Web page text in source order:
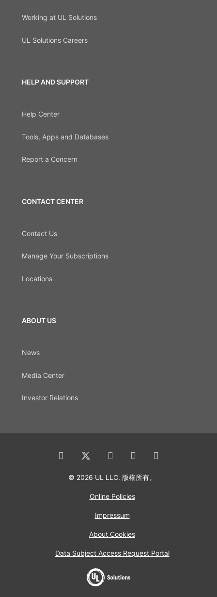
Working at UL Solutions
UL Solutions Careers
HELP AND SUPPORT
Help Center
Tools, Apps and Databases
Report a Concern
CONTACT CENTER
Contact Us
Manage Your Subscriptions
Locations
ABOUT US
News
Media Center
Investor Relations
© 2026 UL LLC. 版權所有。
Online Policies
Impressum
About Cookies
Data Subject Access Request Portal